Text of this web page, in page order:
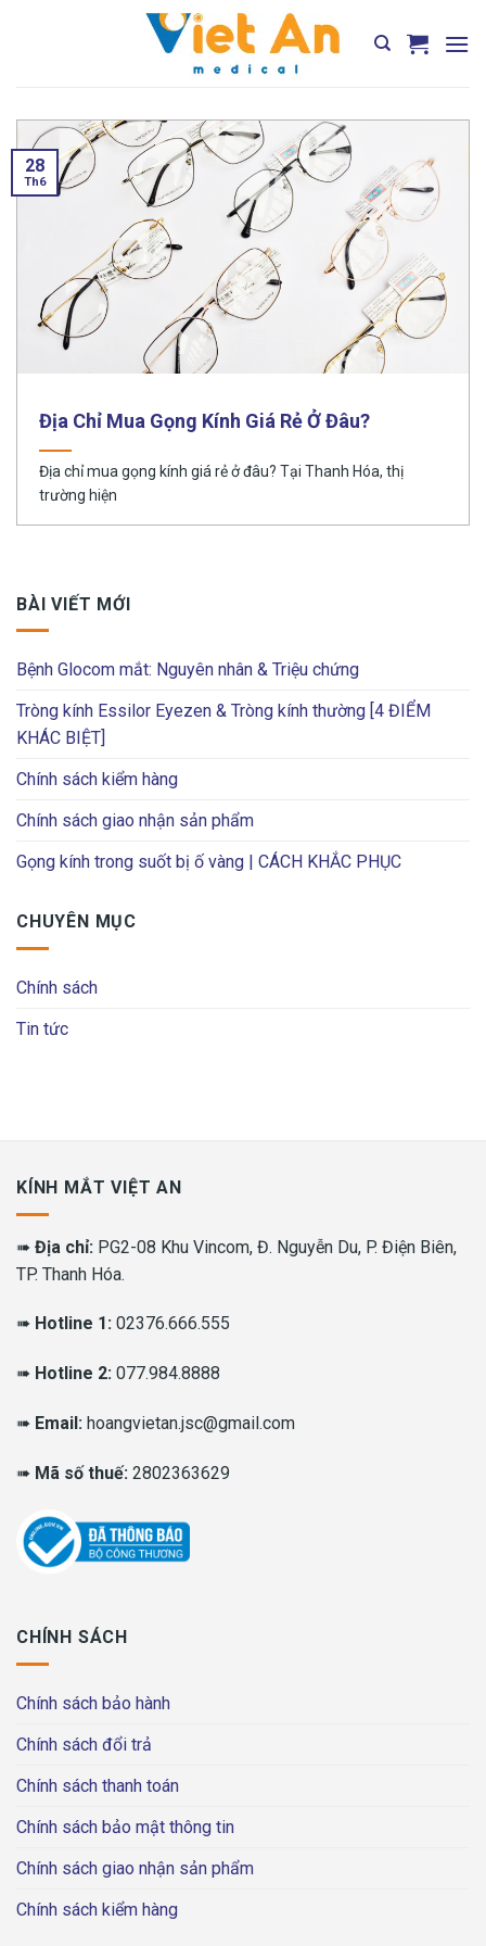
Địa Chỉ Mua Gọng Kính Giá Rẻ Ở Đâu?
Địa chỉ mua gọng kính giá rẻ ở đâu? Tại Thanh Hóa, thị
trường hiện
28
Th6
BÀI VIẾT MỚI
Bệnh Glocom mắt: Nguyên nhân & Triệu chứng
Tròng kính Essilor Eyezen & Tròng kính thường [4 ĐIỂM
KHÁC BIỆT]
Chính sách kiểm hàng
Chính sách giao nhận sản phẩm
Gọng kính trong suốt bị ố vàng | CÁCH KHẮC PHỤC
CHUYÊN MỤC
Chính sách
Tin tức
KÍNH MẮT VIỆT AN
➠ Địa chỉ: PG2-08 Khu Vincom, Đ. Nguyễn Du, P. Điện Biên,
TP. Thanh Hóa.
➠ Hotline 1: 02376.666.555
➠ Hotline 2: 077.984.8888
➠ Email: hoangvietan.jsc@gmail.com
➠ Mã số thuế: 2802363629
CHÍNH SÁCH
Chính sách bảo hành
Chính sách đổi trả
Chính sách thanh toán
Chính sách bảo mật thông tin
Chính sách giao nhận sản phẩm
Chính sách kiểm hàng